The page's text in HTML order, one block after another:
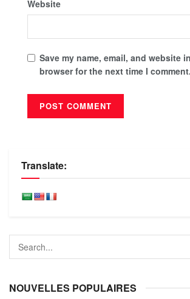
Website
Save my name, email, and website
browser for the next time I comment.
Translate:
NOUVELLES POPULAIRES